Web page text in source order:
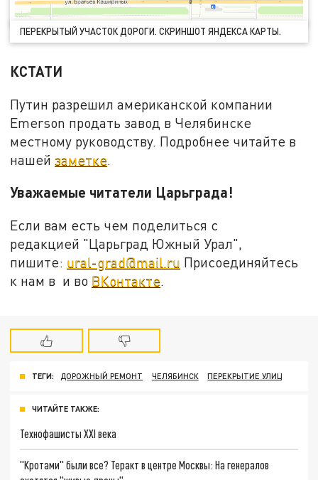
ПЕРЕКРЫТЫЙ УЧАСТОК ДОРОГИ. СКРИНШОТ ЯНДЕКСА КАРТЫ.
КСТАТИ
Путин разрешил американской компании
Emerson продать завод в Челябинске
местному руководству. Подробнее читайте в
нашей заметке
Уважаемые читатели Царьграда!
Если вам есть чем поделиться с
редакцией "Царьград Южный Урал",
пишите: ural-grad@mail.ru Присоединяйтесь
к нам в и во ВКонтакте.
ТЕГИ: ДОРОЖНЫЙ РЕМОНТ ЧЕЛЯБИНСК ПЕРЕКРЫТИЕ УЛИЦ
ЧИТАЙТЕ ТАКЖЕ:
Технофашисты XXI века
"Кротами" были все? Теракт в центре Москвы: На генералов